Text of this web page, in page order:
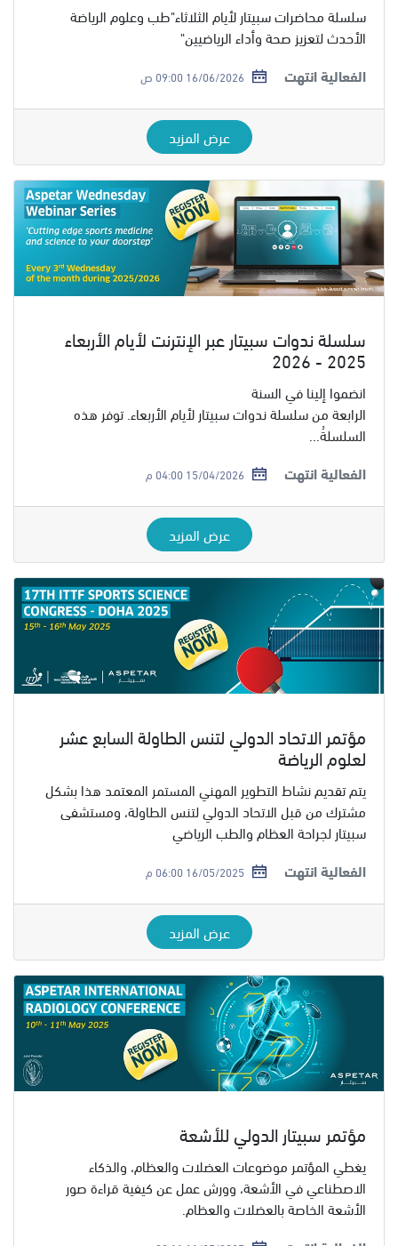
سلسلة محاضرات سبيتار لأيام الثلاثاء"طب وعلوم الرياضة
الأحدث لتعزيز صحة وأداء الرياضيين"
الفعالية انتهت
16/06/2026 09:00 ص
عرض المزيد
سلسلة ندوات سبيتار عبر الإنترنت لأيام الأربعاء
2025 - 2026
انضموا إلينا في السنة
الرابعة من سلسلة ندوات سبيتار لأيام الأربعاء. توفر هذه
السلسلةُ...
الفعالية انتهت
15/04/2026 04:00 م
عرض المزيد
مؤتمر الاتحاد الدولي لتنس الطاولة السابع عشر
لعلوم الرياضة
يتم تقديم نشاط التطوير المهني المستمر المعتمد هذا بشكل
مشترك من قبل الاتحاد الدولي لتنس الطاولة، ومستشفى
سبيتار لجراحة العظام والطب الرياضي
الفعالية انتهت
16/05/2025 06:00 م
عرض المزيد
مؤتمر سبيتار الدولي للأشعة
يغطي المؤتمر موضوعات العضلات والعظام، والذكاء
الاصطناعي في الأشعة، وورش عمل عن كيفية قراءة صور
الأشعة الخاصة بالعضلات والعظام.